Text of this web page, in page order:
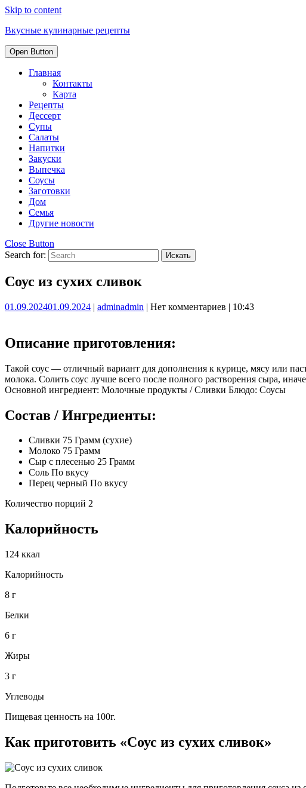
Skip to content
Вкусные кулинарные рецепты
Open Button
Главная
Контакты
Карта
Рецепты
Дессерт
Супы
Салаты
Напитки
Закуски
Выпечка
Соусы
Заготовки
Дом
Семья
Другие новости
Close Button
Search for:
Соус из сухих сливок
01.09.202401.09.2024 | adminadmin | Нет комментариев | 10:43
Описание приготовления:
Такой соус — отличный вариант для дополнения к курице, мясу или
молока. Солить соус лучше всего после полного растворения сыра,
Основной ингредиент: Молочные продукты / Сливки Блюдо: Соусы
Состав / Ингредиенты:
Сливки 75 Грамм (сухие)
Молоко 75 Грамм
Сыр с плесенью 25 Грамм
Соль По вкусу
Перец черный По вкусу
Количество порций 2
Калорийность
124 ккал
Калорийность
8 г
Белки
6 г
Жиры
3 г
Углеводы
Пищевая ценность на 100г.
Как приготовить «Соус из сухих сливок»